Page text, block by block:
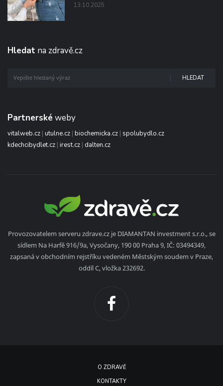
13.10.2025
Hledat na zdravě.cz
HLEDAT
Partnerské weby
vitalweb.cz | utulne.cz | biochemicka.cz | spolubydlo.cz
kdechcibydlet.cz | irest.cz | dalten.cz
Provozovatelem serveru zdrave.cz je DIAMANTAN investment s.r.o., se
sídlem Na Harfě 916/9a, Vysočany, 190 00 Praha 9, IČ: 03494349,
zapsaná v obchodním rejstříku vedeném Městským soudem v Praze,
oddíl C, vložka 232692.
O ZDRAVĚ
KONTAKTY